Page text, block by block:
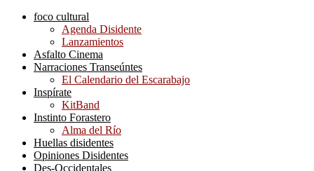
foco cultural
Agenda Disidente
Lanzamientos
Asfalto Cinema
Narraciones Transeúntes
El Calendario del Escarabajo
Inspírate
KitBand
Instinto Forastero
Alma del Río
Huellas disidentes
Opiniones Disidentes
Des-Occidentales